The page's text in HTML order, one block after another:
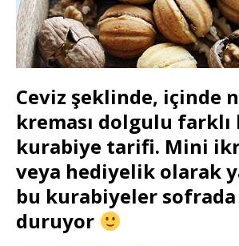
Ceviz şeklinde, içinde
kreması dolgulu farklı
kurabiye tarifi. Mini
veya hediyelik olarak
bu kurabiyeler sofrada
duruyor